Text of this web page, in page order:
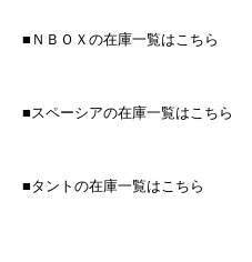
■ＮＢＯＸの在庫一覧はこちら
■スペーシアの在庫一覧はこちら
■タントの在庫一覧はこちら